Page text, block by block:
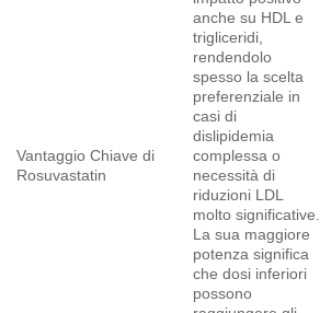
Vantaggio Chiave di
Rosuvastatin
anche su HDL e
trigliceridi,
rendendolo
spesso la scelta
preferenziale in
casi di
dislipidemia
complessa o
necessità di
riduzioni LDL
molto significative.
La sua maggiore
potenza significa
che dosi inferiori
possono